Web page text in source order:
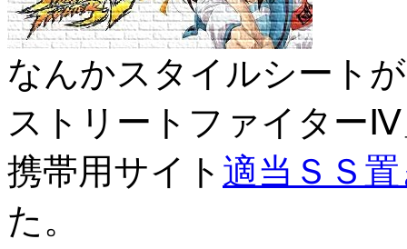
なんかスタイルシート
ストリートファイター
携帯用サイト 適当ＳＳ
た。